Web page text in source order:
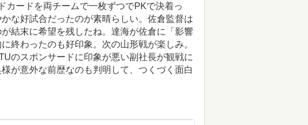
カードを両チームで一枚ずつでPKで決着っ
な好試合だったのが素晴らしい。佐倉監督は
結末に希望を残したね。達海が佐倉に「影響
終わったのも好印象。次の山形戦が楽しみ。
のスポンサードに印象が悪い副社長が観戦に
が意外な前歴なのも判明して、つくづく面白